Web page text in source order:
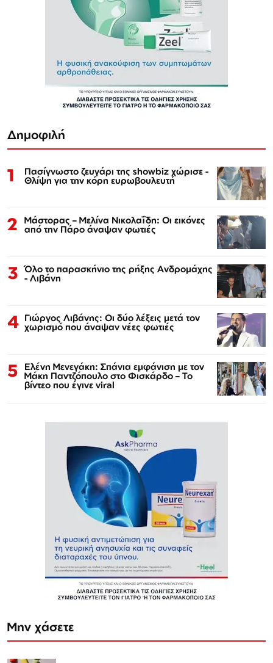
Δημοφιλή
1 Πασίγνωστο ζευγάρι της showbiz χώρισε -
Θλίψη για την κόρη ευρωβουλευτή
2 Μάστορας – Μελίνα Νικολαΐδη: Οι εικόνες
από την Πάρο άναψαν φωτιές
3 Όλο το παρασκήνιο της ρήξης Ανδρομάχης
- Λιβάνη
4 Γιώργος Λιβάνης: Οι δύο λέξεις μετά τον
χωρισμό που άναψαν νέες φωτιές
5 Ελένη Μενεγάκη: Σπάνια εμφάνιση με τον
Μάκη Παντζόπουλο στο Φισκάρδο – Το
βίντεο που έγινε viral
Μην χάσετε